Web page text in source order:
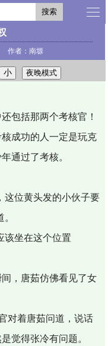
搜索
者：南塬
小 夜晚模式
包括那两个考核官！
成功的人一定是玩克
通过了考核。
这位黄头发的小伙子要
该坐在这个位置
，唐茹仿佛看见了女
对着唐茹问道，说话
觉得张冷有问题。